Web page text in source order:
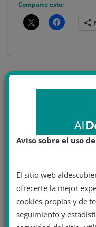
Comparte esto:
La guerra de
mediático
Putin y los
Valentín Pozo
Articulista.
apasionado de la
Aviso sobre el uso
El sitio web
ofrecerte la mejor
cookies propias y de
seguimiento y